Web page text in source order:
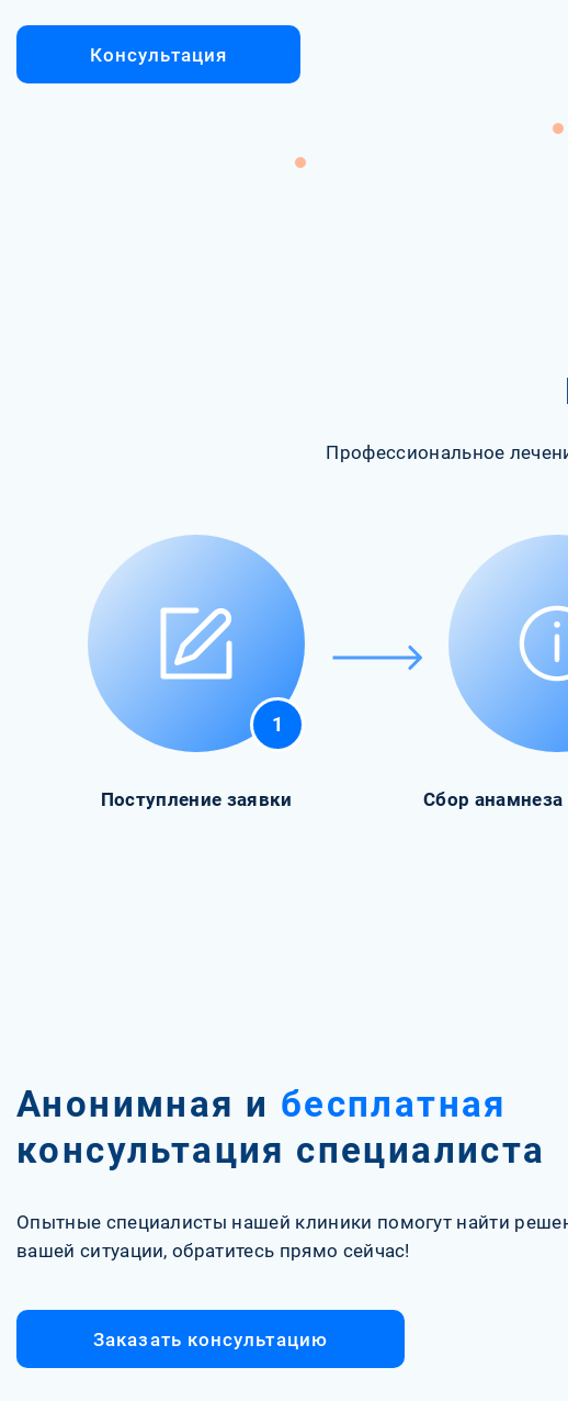
Консультация
Профессиональное
1
Поступление заявки Сбор анамнеза
Анонимная и бесплатная
консультация специалиста
Опытные специалисты нашей клиники помогут найти
вашей ситуации, обратитесь прямо сейчас!
Заказать консультацию